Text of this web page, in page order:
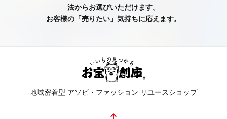
法からお選びいただけます。
お客様の「売りたい」気持ちに応えます。
地域密着型 アソビ・ファッション リユースショップ